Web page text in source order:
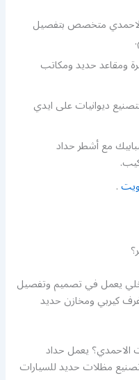
متخصص بتفصيل
ومقاعد حديد ومكاتب
ديوانيات على ايدي
مع أشطر حداد
.
يعمل في تصميم وتفصيل
كيربي ومخازن حديد
يعمل حداد
مظلات حديد للسيارات